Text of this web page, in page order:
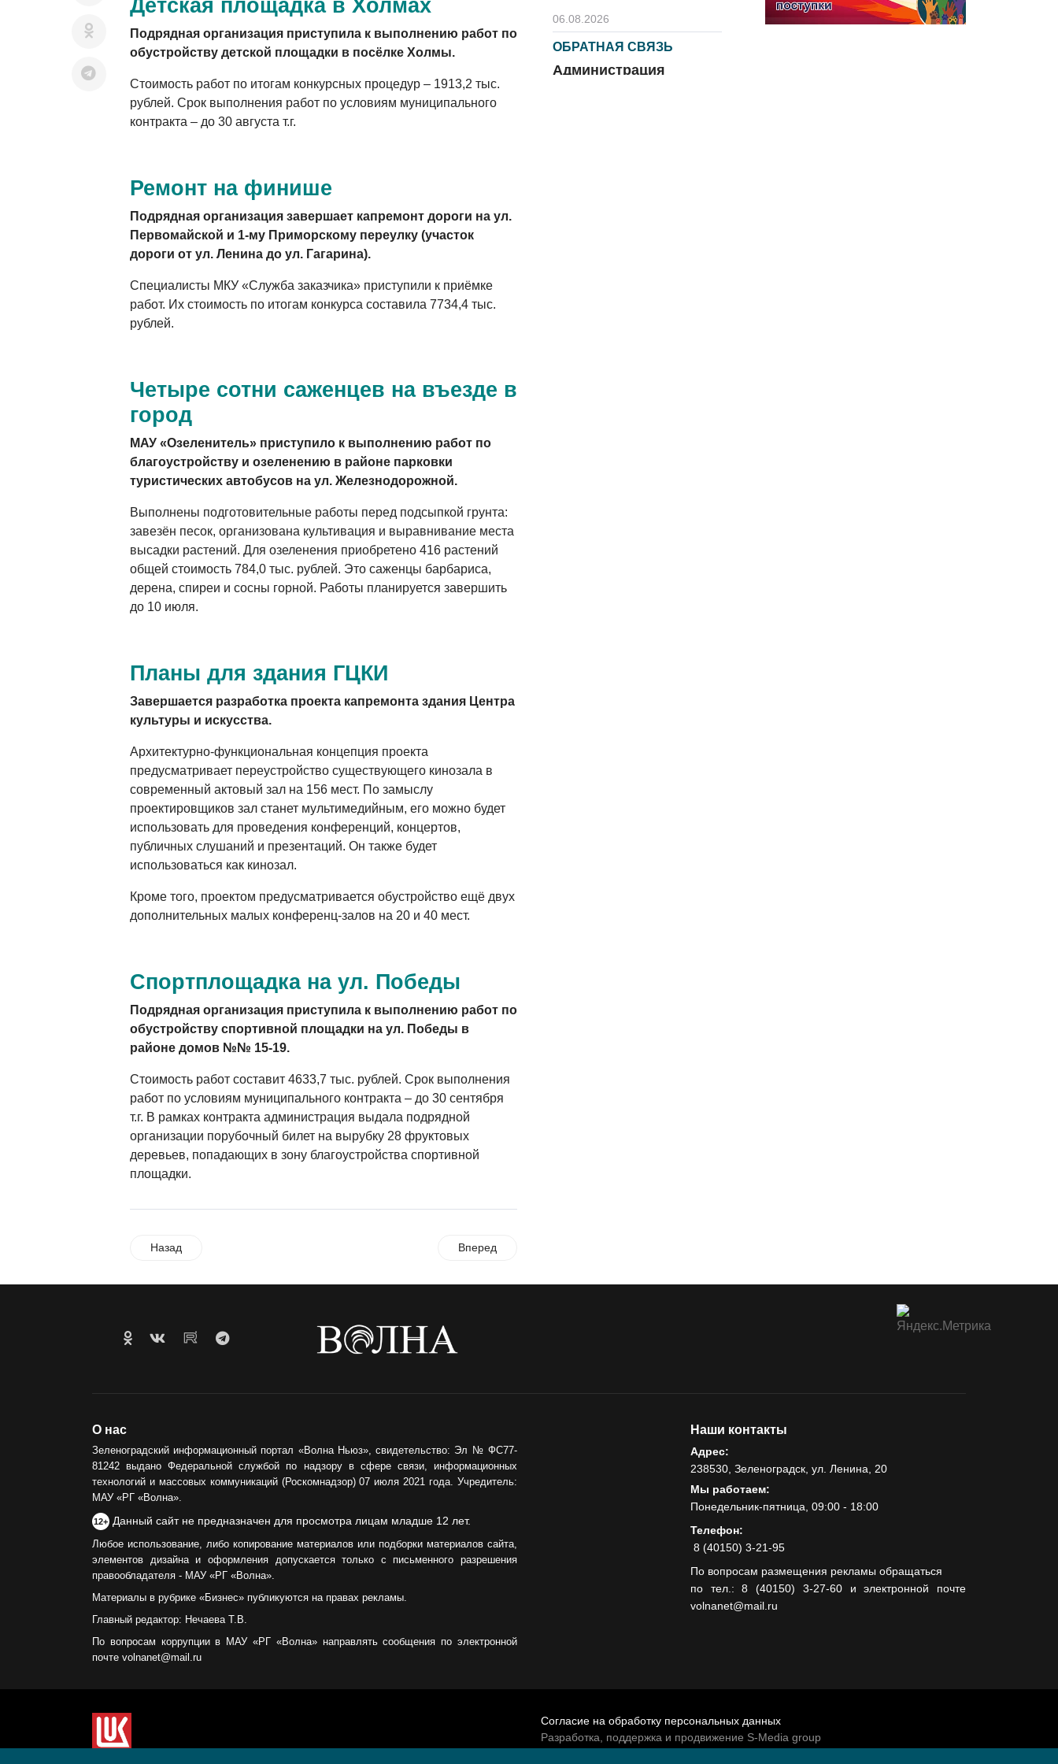
Детская площадка в Холмах
Подрядная организация приступила к выполнению работ по
обустройству детской площадки в посёлке Холмы.
Стоимость работ по итогам конкурсных процедур – 1913,2 тыс.
рублей. Срок выполнения работ по условиям муниципального
контракта – до 30 августа т.г.
Ремонт на финише
Подрядная организация завершает капремонт дороги на ул.
Первомайской и 1-му Приморскому переулку (участок
дороги от ул. Ленина до ул. Гагарина).
Специалисты МКУ «Служба заказчика» приступили к приёмке
работ. Их стоимость по итогам конкурса составила 7734,4 тыс.
рублей.
Четыре сотни саженцев на въезде в
город
МАУ «Озеленитель» приступило к выполнению работ по
благоустройству и озеленению в районе парковки
туристических автобусов на ул. Железнодорожной.
Выполнены подготовительные работы перед подсыпкой грунта:
завезён песок, организована культивация и выравнивание места
высадки растений. Для озеленения приобретено 416 растений
общей стоимость 784,0 тыс. рублей. Это саженцы барбариса,
дерена, спиреи и сосны горной. Работы планируется завершить
до 10 июля.
Планы для здания ГЦКИ
Завершается разработка проекта капремонта здания Центра
культуры и искусства.
Архитектурно-функциональная концепция проекта
предусматривает переустройство существующего кинозала в
современный актовый зал на 156 мест. По замыслу
проектировщиков зал станет мультимедийным, его можно будет
использовать для проведения конференций, концертов,
публичных слушаний и презентаций. Он также будет
использоваться как кинозал.
Кроме того, проектом предусматривается обустройство ещё двух
дополнительных малых конференц-залов на 20 и 40 мест.
Спортплощадка на ул. Победы
Подрядная организация приступила к выполнению работ по
обустройству спортивной площадки на ул. Победы в
районе домов №№ 15-19.
Стоимость работ составит 4633,7 тыс. рублей. Срок выполнения
работ по условиям муниципального контракта – до 30 сентября
т.г. В рамках контракта администрация выдала подрядной
организации порубочный билет на вырубку 28 фруктовых
деревьев, попадающих в зону благоустройства спортивной
площадки.
Назад Вперед
06.08.2026
ОБРАТНАЯ СВЯЗЬ
Администрация
О нас
Зеленоградский информационный портал «Волна Ньюз», свидетельство: Эл № ФС77-
81242 выдано Федеральной службой по надзору в сфере связи, информационных
технологий и массовых коммуникаций (Роскомнадзор) 07 июля 2021 года. Учредитель:
МАУ «РГ «Волна».
12+ Данный сайт не предназначен для просмотра лицам младше 12 лет.
Любое использование, либо копирование материалов или подборки материалов сайта,
элементов дизайна и оформления допускается только с письменного разрешения
правообладателя - МАУ «РГ «Волна».
Материалы в рубрике «Бизнес» публикуются на правах рекламы.
Главный редактор: Нечаева Т.В.
По вопросам коррупции в МАУ «РГ «Волна» направлять сообщения по электронной
почте volnanet@mail.ru
Наши контакты
Адрес:
238530, Зеленоградск, ул. Ленина, 20
Мы работаем:
Понедельник-пятница, 09:00 - 18:00
Телефон:
8 (40150) 3-21-95
По вопросам размещения рекламы обращаться
по тел.: 8 (40150) 3-27-60 и электронной почте
volnanet@mail.ru
Согласие на обработку персональных данных
Разработка, поддержка и продвижение S-Media group